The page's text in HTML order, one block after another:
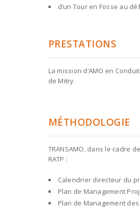
d’un Tour en Fosse au
PRESTATIONS
La mission d’AMO en
de Mitry.
MÉTHODOLOGIE
TRANSAMO, dans le cadre
RATP :
Calendrier directeur du
Plan de Management
Plan de Management des